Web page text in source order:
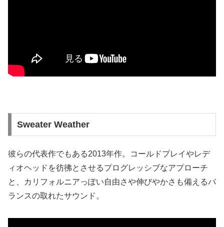
Sweater Weather
彼らの代表作でもある2013年作。コールドプレイやレデ
ィオヘッドを彷彿とさせるプログレッシブなアプローチ
と、カリフォルニアっぽい自由さや伸びやかさも備えるバ
ランスの取れたサウンド。